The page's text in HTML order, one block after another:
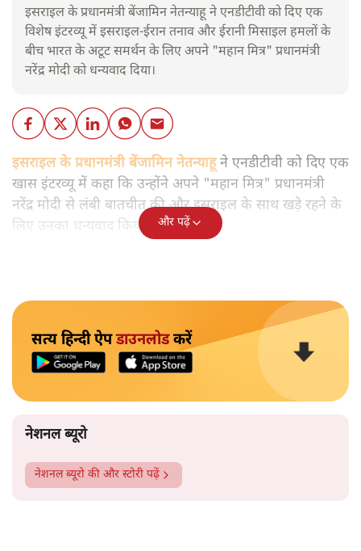
इसराइल के प्रधानमंत्री बेंजामिन नेतन्याहू ने एनडीटीवी को दिए एक
विशेष इंटरव्यू में इसराइल-ईरान तनाव और ईरानी मिसाइल हमलों के
बीच भारत के अटूट समर्थन के लिए अपने "महान मित्र" प्रधानमंत्री
नरेंद्र मोदी को धन्यवाद दिया।
इसराइल के प्रधानमंत्री बेंजामिन नेतन्याहूने एनडीटीवी को दिए एक
खास इंटरव्यू में कहा कि उन्होंने अपने "महान मित्र" प्रधानमंत्री
नरेंद्र मोदी से लंबी बातचीत की और इसराइल के साथ खड़े रहने के
लिए उनका धन्यवाद किया।
और पढ़ें
सत्य हिन्दी ऐपडाउनलोडकरें
नेशनल ब्यूरो
नेशनल ब्यूरो की और स्टोरी पढ़ें